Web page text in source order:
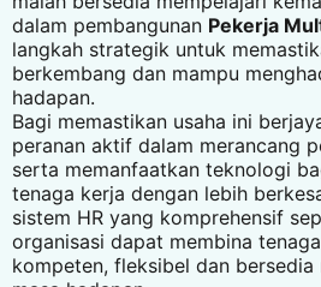
dalam pembangunan Pekerja
langkah strategik untuk
berkembang dan mampu
hadapan.
Bagi memastikan usaha ini
peranan aktif dalam merancang
serta memanfaatkan teknologi
tenaga kerja dengan lebih
sistem HR yang komprehensif
organisasi dapat membina
kompeten, fleksibel dan